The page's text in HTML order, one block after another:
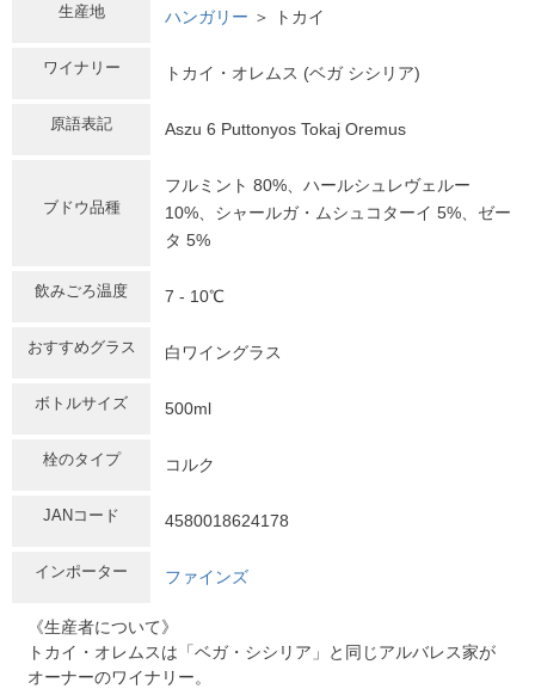
生産地 ハンガリー ＞ トカイ
ワイナリー トカイ・オレムス (ベガ シシリア)
原語表記 Aszu 6 Puttonyos Tokaj Oremus
ブドウ品種
フルミント 80%、ハールシュレヴェルー
10%、シャールガ・ムシュコターイ 5%、ゼー
タ 5%
飲みごろ温度 7 - 10℃
おすすめグラス 白ワイングラス
ボトルサイズ 500ml
栓のタイプ コルク
JANコード 4580018624178
インポーター ファインズ
《生産者について》
トカイ・オレムスは「ベガ・シシリア」と同じアルバレス家が
オーナーのワイナリー。